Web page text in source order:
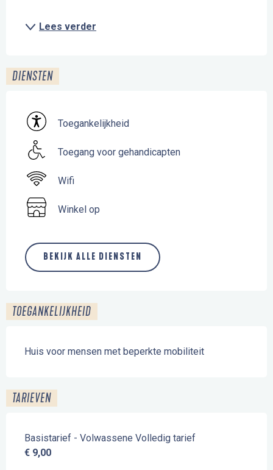
Lees verder
DIENSTEN
Toegankelijkheid
Toegang voor gehandicapten
Wifi
Winkel op
BEKIJK ALLE DIENSTEN
TOEGANKELIJKHEID
Huis voor mensen met beperkte mobiliteit
TARIEVEN
Basistarief - Volwassene Volledig tarief
€ 9,00